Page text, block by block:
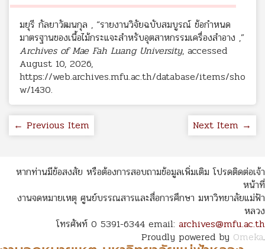
มยุรี กัลยาวัฒนกุล , “รายงานวิจัยฉบับสมบูรณ์ ข้อกำหนด
มาตรฐานของเนื้อไม้กระแจะสำหรับอุตสาหกรรมเครื่องสำอาง ,”
Archives of Mae Fah Luang University, accessed
August 10, 2026,
https://web.archives.mfu.ac.th/database/items/sho
w/1430.
← Previous Item Next Item →
หากท่านมีข้อสงสัย หรือต้องการสอบถามข้อมูลเพิ่มเติม โปรดติดต่อเจ้า
หน้าที่
งานจดหมายเหตุ ศูนย์บรรณสารและสื่อการศึกษา มหาวิทยาลัยแม่ฟ้า
หลวง
โทรศัพท์ 0 5391-6344 email: archives@mfu.ac.th
Proudly powered by Omeka.